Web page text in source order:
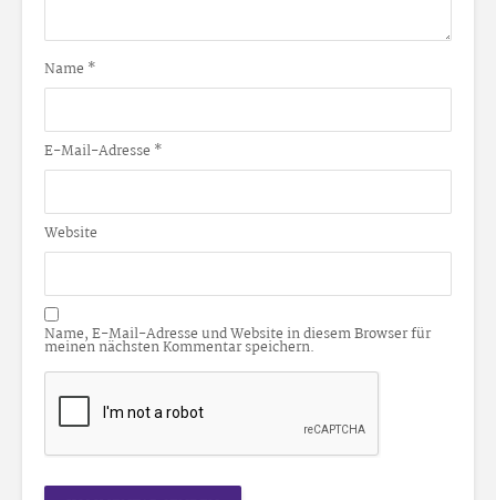
Name *
E-Mail-Adresse *
Website
Name, E-Mail-Adresse und Website in diesem Browser für
meinen nächsten Kommentar speichern.